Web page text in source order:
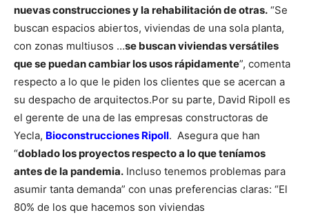
nuevas construcciones y la rehabilitación de otras. “Se
buscan espacios abiertos, viviendas de una sola planta,
con zonas multiusos …se buscan viviendas versátiles
que se puedan cambiar los usos rápidamente”, comenta
respecto a lo que le piden los clientes que se acercan a
su despacho de arquitectos.Por su parte, David Ripoll es
el gerente de una de las empresas constructoras de
Yecla, Bioconstrucciones Ripoll. Asegura que han
“doblado los proyectos respecto a lo que teníamos
antes de la pandemia. Incluso tenemos problemas para
asumir tanta demanda” con unas preferencias claras: “El
80% de los que hacemos son viviendas